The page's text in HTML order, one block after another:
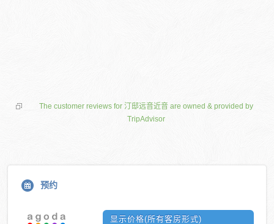
The customer reviews for 汀邸远音近音 are owned & provided by
TripAdvisor
预约
显示价格(所有客房形式)